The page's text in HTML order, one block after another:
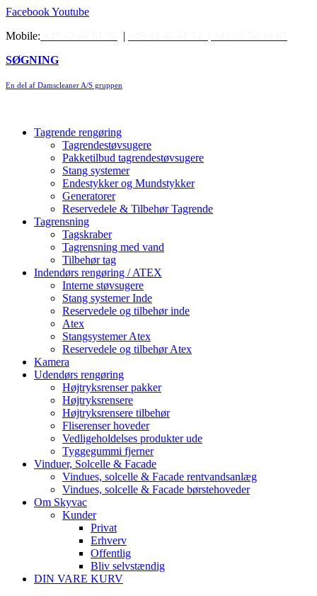
Videre
indhold
FacebookYoutube
Mobile:
|
SØGNING
En del af Damscleaner A/S gruppen
Tagrende rengøring
Tagrendestøvsugere
Pakketilbud tagrendestøvsugere
Stang systemer
Endestykker og Mundstykker
Generatorer
Reservedele & Tilbehør Tagrende
Tagrensning
Tagskraber
Tagrensning med vand
Tilbehør tag
Indendørs rengøring / ATEX
Interne støvsugere
Stang systemer Inde
Reservedele og tilbehør inde
Atex
Stangsystemer Atex
Reservedele og tilbehør Atex
Kamera
Udendørs rengøring
Højtryksrenser pakker
Højtryksrensere
Højtryksrensere tilbehør
Fliserenser hoveder
Vedligeholdelses produkter ude
Tyggegummi fjerner
Vinduer, Solcelle & Facade
Vindues, solcelle & Facade rentvandsanlæg
Vindues, solcelle & Facade børstehoveder
Om Skyvac
Kunder
Privat
Erhverv
Offentlig
Bliv selvstændig
DIN VARE KURV